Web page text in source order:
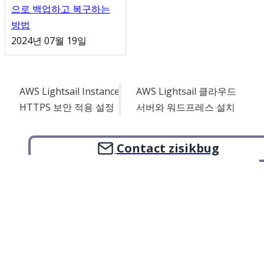
으로 백업하고 복구하는
방법
2024년 07월 19일
AWS Lightsail Instance
HTTPS 보안 적용 설정
AWS Lightsail 클라우드
서버와 워드프레스 설치
Contact zisikbug